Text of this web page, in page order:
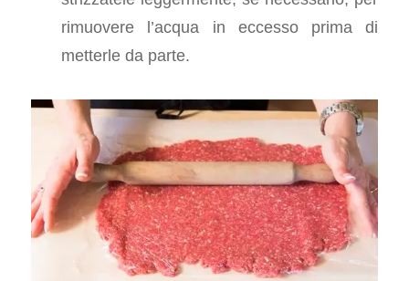
rimuovere l’acqua in eccesso prima di
metterle da parte.